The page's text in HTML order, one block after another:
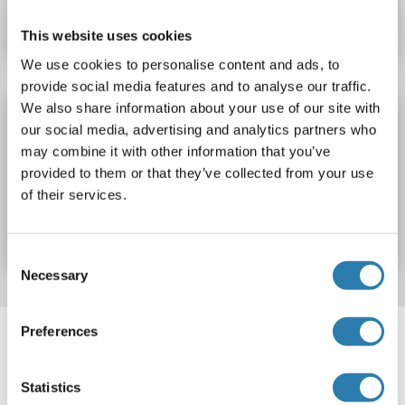
This website uses cookies
We use cookies to personalise content and ads, to
provide social media features and to analyse our traffic.
We also share information about your use of our site with
our social media, advertising and analytics partners who
may combine it with other information that you’ve
provided to them or that they’ve collected from your use
of their services.
Selection
Necessary
Preferences
Statistics
SEC62 Kit ELISA
TLOC1 Reactivité: Chien Colorimetric
N° du produit ABIN1162848
Fiche technique Détails
Target information, Synonyms, Latest